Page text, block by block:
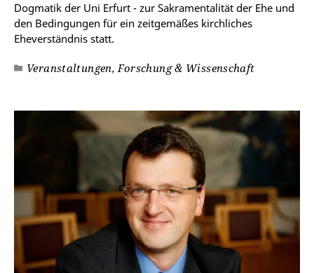
Dogmatik der Uni Erfurt - zur Sakramentalität der Ehe und
den Bedingungen für ein zeitgemäßes kirchliches
Eheverständnis statt.
Veranstaltungen, Forschung & Wissenschaft